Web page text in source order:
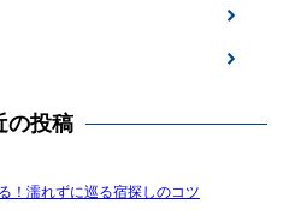
の投稿
！濡れずに巡る宿探しのコツ